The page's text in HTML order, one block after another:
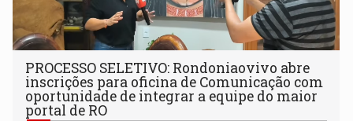
PROCESSO SELETIVO: Rondoniaovivo abre
inscrições para oficina de Comunicação com
oportunidade de integrar a equipe do maior
portal de RO